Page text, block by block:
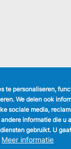
te personaliseren,
We delen ook
sociale media,
informatie die u
gebruikt. U
Meer informatie